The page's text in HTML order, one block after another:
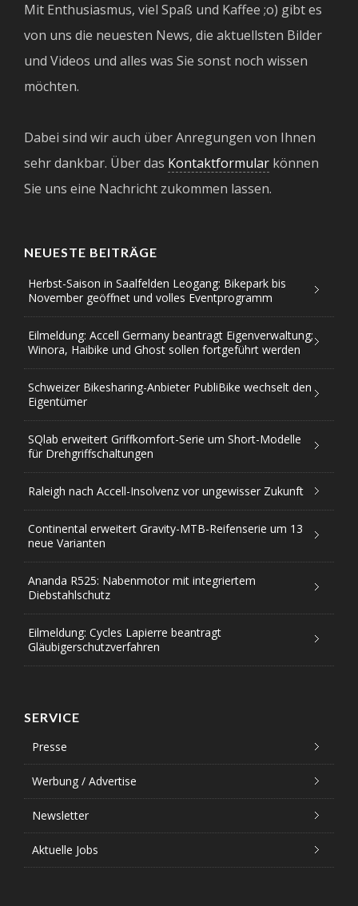
Mit Enthusiasmus, viel Spaß und Kaffee ;o) gibt es
von uns die neuesten News, die aktuellsten Bilder
und Videos und alles was Sie sonst noch wissen
möchten.
Dabei sind wir auch über Anregungen von Ihnen
sehr dankbar. Über das Kontaktformular können
Sie uns eine Nachricht zukommen lassen.
NEUESTE BEITRÄGE
Herbst-Saison in Saalfelden Leogang: Bikepark bis
November geöffnet und volles Eventprogramm
Eilmeldung: Accell Germany beantragt Eigenverwaltung;
Winora, Haibike und Ghost sollen fortgeführt werden
Schweizer Bikesharing-Anbieter PubliBike wechselt den
Eigentümer
SQlab erweitert Griffkomfort-Serie um Short-Modelle
für Drehgriffschaltungen
Raleigh nach Accell-Insolvenz vor ungewisser Zukunft
Continental erweitert Gravity-MTB-Reifenserie um 13
neue Varianten
Ananda R525: Nabenmotor mit integriertem
Diebstahlschutz
Eilmeldung: Cycles Lapierre beantragt
Gläubigerschutzverfahren
SERVICE
Presse
Werbung / Advertise
Newsletter
Aktuelle Jobs